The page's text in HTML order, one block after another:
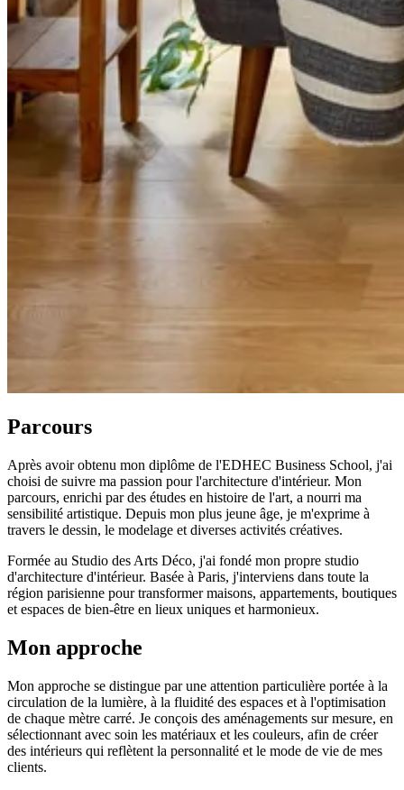
Parcours
Après avoir obtenu mon diplôme de l'EDHEC Business School, j'ai
choisi de suivre ma passion pour l'architecture d'intérieur. Mon
parcours, enrichi par des études en histoire de l'art, a nourri ma
sensibilité artistique. Depuis mon plus jeune âge, je m'exprime à
travers le dessin, le modelage et diverses activités créatives.
Formée au Studio des Arts Déco, j'ai fondé mon propre studio
d'architecture d'intérieur. Basée à Paris, j'interviens dans toute la
région parisienne pour transformer maisons, appartements, boutiques
et espaces de bien‑être en lieux uniques et harmonieux.
Mon approche
Mon approche se distingue par une attention particulière portée à la
circulation de la lumière, à la fluidité des espaces et à l'optimisation
de chaque mètre carré. Je conçois des aménagements sur mesure, en
sélectionnant avec soin les matériaux et les couleurs, afin de créer
des intérieurs qui reflètent la personnalité et le mode de vie de mes
clients.